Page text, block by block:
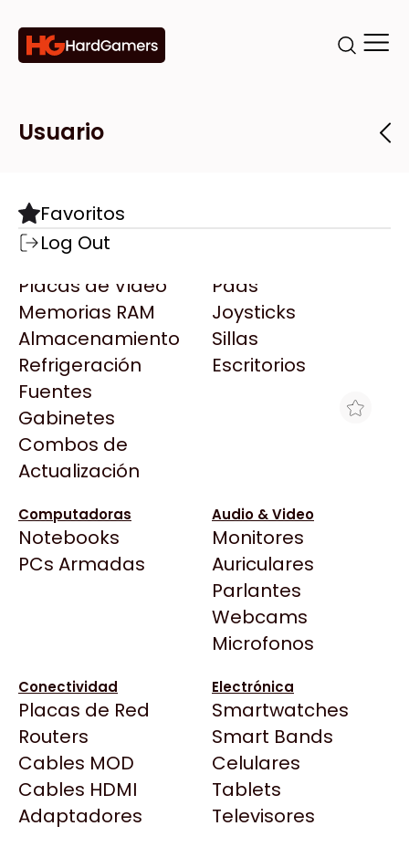
Categorías
Componentes
Motherboards
Microprocesadores
Placas de Video
Memorias RAM
Almacenamiento
Refrigeración
Fuentes
Gabinetes
Combos de
Actualización
Pads
Joysticks
Sillas
Escritorios
Computadoras
Notebooks
PCs Armadas
Audio & Video
Monitores
Auriculares
Parlantes
Webcams
Microfonos
Conectividad
Placas de Red
Routers
Cables MOD
Cables HDMI
Adaptadores
Electrónica
Smartwatches
Smart Bands
Celulares
Tablets
Televisores
Marcas
Todas las Marcas
AMD
AULA
Acer
Adata
AeroCool
Antec
Arkham
Asrock
BenQ
CX
Cooler Master
Deepcool
Dell
EVGA
Gamemax
Genesis
Genius
Tiendas
Destacadas
Todas las Tiendas
Click Gaming
Compufan Store
Dinobyte
Full H4rd
Gaming City
Gezatek
Usuario
Favoritos
Log Out
EPSON CINTA ERC-32B NEGRA P/ TM-
U675/H6000
$6.614
Ver producto en la página de Max Tecno